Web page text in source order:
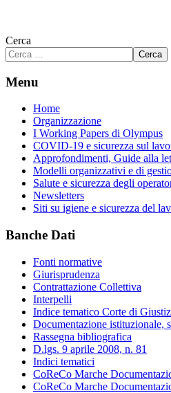
Cerca
Cerca
Menu
Home
Organizzazione
I Working Papers di Olympus
COVID-19 e sicurezza sul
Approfondimenti, Guide alla
Modelli organizzativi e di
Salute e sicurezza degli
Newsletters
Siti su igiene e sicurezza del
Banche Dati
Fonti normative
Giurisprudenza
Contrattazione Collettiva
Interpelli
Indice tematico Corte di
Documentazione istituzionale,
Rassegna bibliografica
D.lgs. 9 aprile 2008, n. 81
Indici tematici
CoReCo Marche
CoReCo Marche